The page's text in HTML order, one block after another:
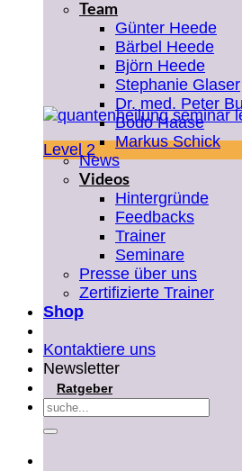
Level 2
Team
Günter Heede
Bärbel Heede
Björn Heede
Stephanie Glaser
Dr. med. Peter
Bodo Haase
Markus Schick
News
Videos
Hintergründe
Feedbacks
Trainer
Seminare
Presse über uns
Zertifizierte Trainer
Shop
Kontaktiere uns
Newsletter
Ratgeber
Suchen